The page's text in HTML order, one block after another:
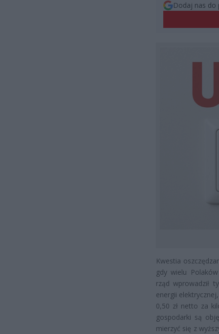
Dodaj nas do
Kwestia
gdy wielu
rząd wprowadził
energii
0,50 zł netto za
gospodarki są
mierzyć się z